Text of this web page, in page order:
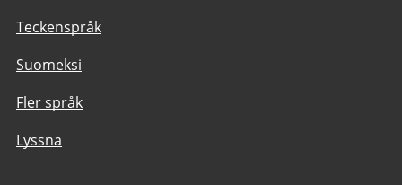
Teckenspråk
Suomeksi
Fler språk
Lyssna